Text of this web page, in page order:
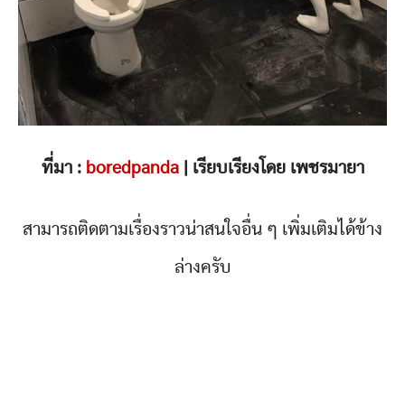
ที่มา : boredpanda| เรียบเรียงโดย เพชรมายา
สามารถติดตามเรื่องราวน่าสนใจอื่น ๆ เพิ่มเติมได้ข้าง
ล่างครับ